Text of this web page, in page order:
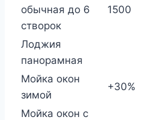
обычная до 6
створок
1500
Лоджия
панорамная
Мойка окон
зимой
+30%
Мойка окон с